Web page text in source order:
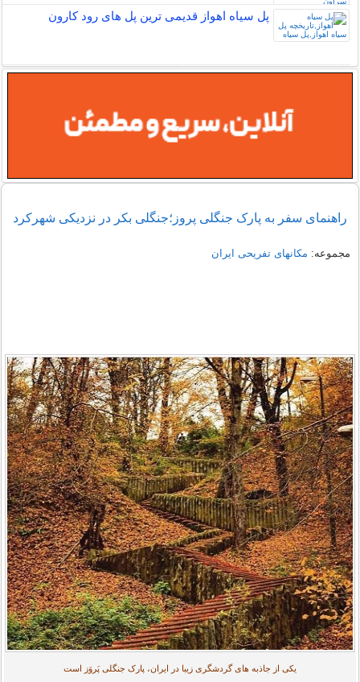
پل سیاه اهواز قدیمی ترین پل های رود کارون
راهنمای سفر به پارک جنگلی پروز؛جنگلی بکر در نزدیکی شهرکرد
مجموعه: مکانهای تفریحی ايران
یکی از جاذبه های گردشگری زیبا در ایران، پارک جنگلی پَروَز است